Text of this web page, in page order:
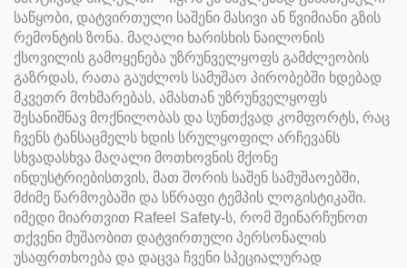
საწყობი, დატვირთული საშენი მასივი ან წვიმიანი გზის
რემონტის ზონა. მაღალი ხარისხის ნაილონის
ქსოვილის გამოყენება უზრუნველყოფს გამძლეობის
გაზრდას, რათა გაუძლოს სამუშაო პირობებში ხდებად
მკვეთრ მოხმარებას, ამასთან უზრუნველყოფს
შესანიშნავ მოქნილობას და სუნთქვად კომფორტს, რაც
ჩვენს ტანსაცმელს ხდის სრულყოფილ არჩევანს
სხვადასხვა მაღალი მოთხოვნის მქონე
ინდუსტრიებისთვის, მათ შორის საშენ სამუშაოებში,
მძიმე წარმოებაში და სწრაფი ტემპის ლოგისტიკაში.
იმედი მიართვით Rafeel Safety-ს, რომ შეინარჩუნოთ
თქვენი მუშაობით დატვირთული პერსონალის
უსაფრთხოება და დაცვა ჩვენი სპეციალურად